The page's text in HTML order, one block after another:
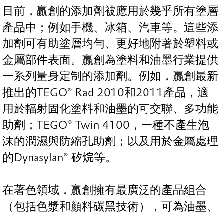
目前，贏創的添加劑被應用於幾乎所有塗層
產品中；例如手機、冰箱、汽車等。這些添
加劑可有助塗層均勻、更好地附著於塑料或
金屬部件表面。贏創為塗料和油墨行業提供
一系列量身定制的添加劑。例如，贏創最新
推出的TEGO® Rad 2010和2011產品，適
用於輻射固化塗料和油墨的可交聯、多功能
助劑；TEGO® Twin 4100，一種不產生泡
沫的潤濕與防縮孔助劑；以及用於金屬處理
的Dynasylan® 矽烷等。
在著色領域，贏創擁有最廣泛的產品組合
（包括色漿和顏料碳黑技術），可為油墨、